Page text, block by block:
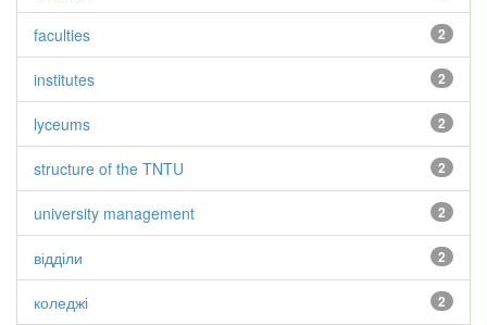
2
faculties
2
institutes
2
lyceums
2
structure of the TNTU
2
university management
2
відділи
2
коледжі